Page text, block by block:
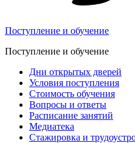
Поступление и обучение
Поступление и обучение
Дни открытых дверей
Условия поступления
Стоимость обучения
Вопросы и ответы
Расписание занятий
Медиатека
Стажировка и